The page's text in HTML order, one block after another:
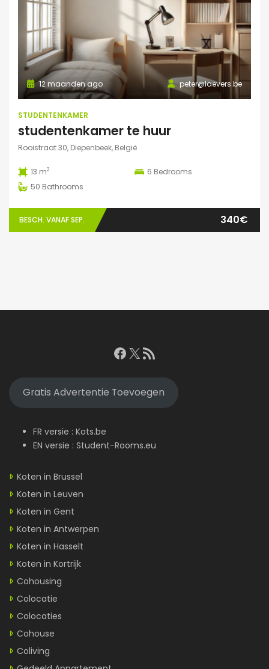
peter@laevers.be
12 maanden ago
STUDENTENKAMER
studentenkamer te huur
Rooistraat 30, Diepenbeek, België
13 m2 6 Bedrooms
50 Bathrooms
BESCH. VANAF SEP. 340€
Facebook
X RSS feed
Gratis Advertentie Toevoegen
FR versie : Kots.be
EN versie : Student-Rooms.eu
Koten in Brussel
Koten in Leuven
Koten in Gent
Koten in Antwerpen
Koten in Hasselt
Koten in Kortrijk
Cohousing
Colocatie
Colocaties
Cohouse
Coliving